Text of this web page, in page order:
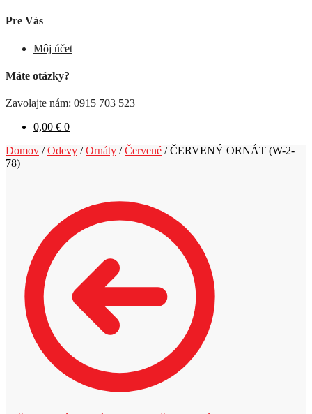
Pre Vás
Môj účet
Máte otázky?
Zavolajte nám: 0915 703 523
0,00 € 0
Domov /Odevy /Ornáty /Červené /ČERVENÝ ORNÁT (W-2-
78)